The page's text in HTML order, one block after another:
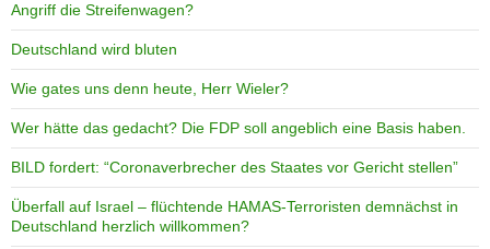
Angriff die Streifenwagen?
Deutschland wird bluten
Wie gates uns denn heute, Herr Wieler?
Wer hätte das gedacht? Die FDP soll angeblich eine Basis haben.
BILD fordert: “Coronaverbrecher des Staates vor Gericht stellen”
Überfall auf Israel – flüchtende HAMAS-Terroristen demnächst in
Deutschland herzlich willkommen?